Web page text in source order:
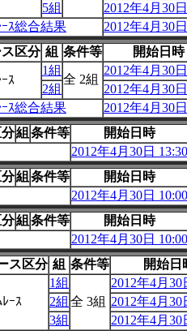
5組
2012年4月30
ｰｽ総合結果
2012年4月30
ス区分 組 条件等
開始日時
ｽ
1組
全 2組
2012年4月30
2組
2012年4月30
ｰｽ総合結果
2012年4月30
組 条件等
開始日時
2012年4月30日 13:30
組 条件等
開始日時
2012年4月30日 10:00
組 条件等
開始日時
2012年4月30日 10:00
ス区分 組 条件等
開始日
ﾚｰｽ
1組
全 3組
2012年4月30
2組
2012年4月30
3組
2012年4月30